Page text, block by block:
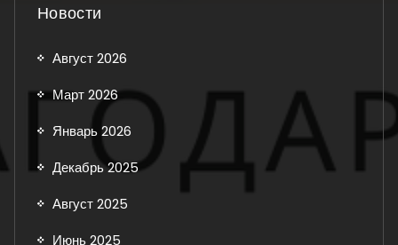
Новости
Август 2026
Март 2026
Январь 2026
Декабрь 2025
Август 2025
Июнь 2025